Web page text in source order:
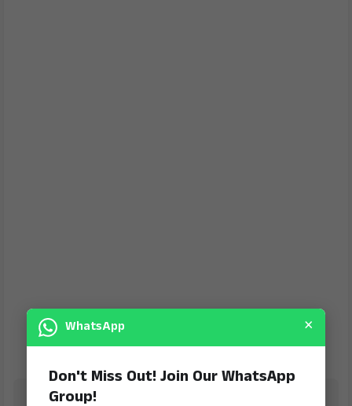
Jana Jeevala
WhatsApp ×
Don't Miss Out! Join Our WhatsApp
Group!